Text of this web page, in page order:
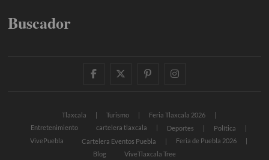
Buscador
facebooktwitter
pinterestinstagram
Tlaxcala Turismo
Feria Tlaxcala 2026
Entretenimiento
cartelera tlaxcala Deportes
Política
VivePuebla
Cartelera Eventos Puebla
Feria de Puebla 2026
Blog
ViveTlaxcala Tree